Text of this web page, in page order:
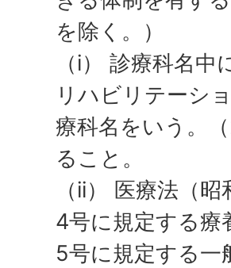
を除く。）
（i） 診療科名
リハビリテーシ
療科名をいう。
ること。
（ii） 医療法（
4号に規定する療
5号に規定する一